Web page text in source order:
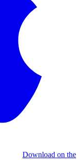
Download on the